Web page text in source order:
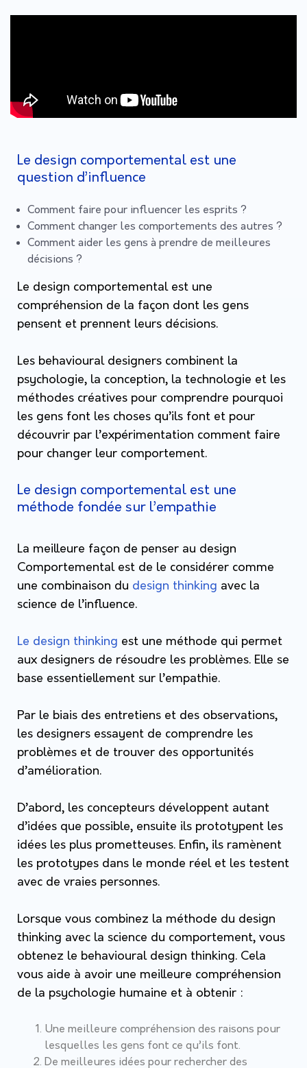
Le design comportemental est une
question d’influence
Comment faire pour influencer les esprits ?
Comment changer les comportements des autres ?
Comment aider les gens à prendre de meilleures
décisions ?
Le design comportemental est une
compréhension de la façon dont les gens
pensent et prennent leurs décisions.
Les behavioural designers combinent la
psychologie, la conception, la technologie et les
méthodes créatives pour comprendre pourquoi
les gens font les choses qu’ils font et pour
découvrir par l’expérimentation comment faire
pour changer leur comportement.
Le design comportemental est une
méthode fondée sur l’empathie
La meilleure façon de penser au design
Comportemental est de le considérer comme
une combinaison du design thinking avec la
science de l’influence.
Le design thinking est une méthode qui permet
aux designers de résoudre les problèmes. Elle se
base essentiellement sur l’empathie.
Par le biais des entretiens et des observations,
les designers essayent de comprendre les
problèmes et de trouver des opportunités
d’amélioration.
D’abord, les concepteurs développent autant
d’idées que possible, ensuite ils prototypent les
idées les plus prometteuses. Enfin, ils ramènent
les prototypes dans le monde réel et les testent
avec de vraies personnes.
Lorsque vous combinez la méthode du design
thinking avec la science du comportement, vous
obtenez le behavioural design thinking. Cela
vous aide à avoir une meilleure compréhension
de la psychologie humaine et à obtenir :
Une meilleure compréhension des raisons pour
lesquelles les gens font ce qu’ils font.
De meilleures idées pour rechercher des